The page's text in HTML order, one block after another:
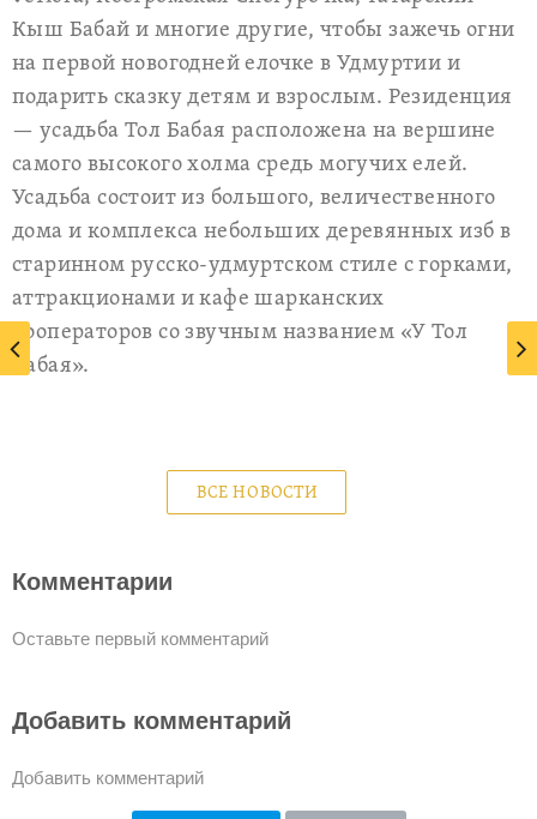
Кыш Бабай и многие другие, чтобы зажечь огни
на первой новогодней елочке в Удмуртии и
подарить сказку детям и взрослым. Резиденция
— усадьба Тол Бабая расположена на вершине
самого высокого холма средь могучих елей.
Усадьба состоит из большого, величественного
дома и комплекса небольших деревянных изб в
старинном русско-удмуртском стиле с горками,
аттракционами и кафе шарканских
кооператоров со звучным названием «У Тол
Бабая».
ВСЕ НОВОСТИ
Комментарии
Оставьте первый комментарий
Добавить комментарий
Добавить комментарий